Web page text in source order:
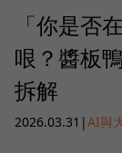
「你是否
哏？醬板
拆解
2026.03.31 |AI與